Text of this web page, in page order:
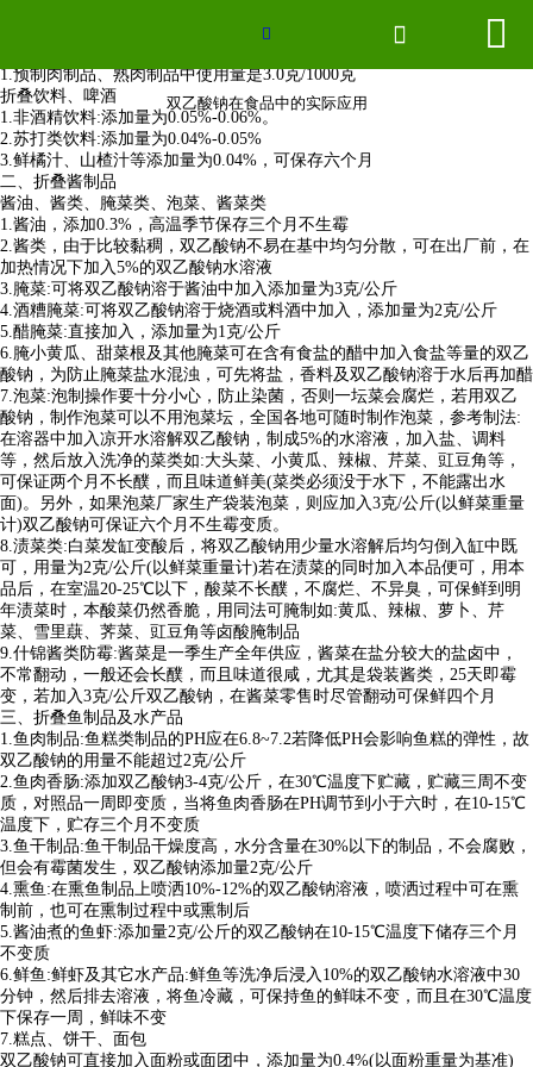
网站首页
厂房场景
企业形象
产品分类

双乙酸钠在食品中的实际应用
 
双乙酸钠在食品中的实际应用
1.预制肉制品、熟肉制品中使用量是3.0克/1000克
折叠饮料、啤酒
1.非酒精饮料:添加量为0.05%-0.06%。
2.苏打类饮料:添加量为0.04%-0.05%
3.鲜橘汁、山楂汁等添加量为0.04%，可保存六个月
二、折叠酱制品
酱油、酱类、腌菜类、泡菜、酱菜类
1.酱油，添加0.3%，高温季节保存三个月不生霉
2.酱类，由于比较黏稠，双乙酸钠不易在基中均匀分散，可在出厂前，在
加热情况下加入5%的双乙酸钠水溶液
3.腌菜:可将双乙酸钠溶于酱油中加入添加量为3克/公斤
4.酒糟腌菜:可将双乙酸钠溶于烧酒或料酒中加入，添加量为2克/公斤
5.醋腌菜:直接加入，添加量为1克/公斤
6.腌小黄瓜、甜菜根及其他腌菜可在含有食盐的醋中加入食盐等量的双乙
酸钠，为防止腌菜盐水混浊，可先将盐，香料及双乙酸钠溶于水后再加醋
7.泡菜:泡制操作要十分小心，防止染菌，否则一坛菜会腐烂，若用双乙
酸钠，制作泡菜可以不用泡菜坛，全国各地可随时制作泡菜，参考制法:
在溶器中加入凉开水溶解双乙酸钠，制成5%的水溶液，加入盐、调料
等，然后放入洗净的菜类如:大头菜、小黄瓜、辣椒、芹菜、豇豆角等，
可保证两个月不长醭，而且味道鲜美(菜类必须没于水下，不能露出水
面)。另外，如果泡菜厂家生产袋装泡菜，则应加入3克/公斤(以鲜菜重量
计)双乙酸钠可保证六个月不生霉变质。
8.渍菜类:白菜发缸变酸后，将双乙酸钠用少量水溶解后均匀倒入缸中既
可，用量为2克/公斤(以鲜菜重量计)若在渍菜的同时加入本品便可，用本
品后，在室温20-25℃以下，酸菜不长醭，不腐烂、不异臭，可保鲜到明
年渍菜时，本酸菜仍然香脆，用同法可腌制如:黄瓜、辣椒、萝卜、芹
菜、雪里蕻、荠菜、豇豆角等卤酸腌制品
9.什锦酱类防霉:酱菜是一季生产全年供应，酱菜在盐分较大的盐卤中，
不常翻动，一般还会长醭，而且味道很咸，尤其是袋装酱类，25天即霉
变，若加入3克/公斤双乙酸钠，在酱菜零售时尽管翻动可保鲜四个月
三、折叠鱼制品及水产品
1.鱼肉制品:鱼糕类制品的PH应在6.8~7.2若降低PH会影响鱼糕的弹性，故
双乙酸钠的用量不能超过2克/公斤
2.鱼肉香肠:添加双乙酸钠3-4克/公斤，在30℃温度下贮藏，贮藏三周不变
质，对照品一周即变质，当将鱼肉香肠在PH调节到小于六时，在10-15℃
温度下，贮存三个月不变质
3.鱼干制品:鱼干制品干燥度高，水分含量在30%以下的制品，不会腐败，
但会有霉菌发生，双乙酸钠添加量2克/公斤
4.熏鱼:在熏鱼制品上喷洒10%-12%的双乙酸钠溶液，喷洒过程中可在熏
制前，也可在熏制过程中或熏制后
5.酱油煮的鱼虾:添加量2克/公斤的双乙酸钠在10-15℃温度下储存三个月
不变质
6.鲜鱼:鲜虾及其它水产品:鲜鱼等洗净后浸入10%的双乙酸钠水溶液中30
分钟，然后排去溶液，将鱼冷藏，可保持鱼的鲜味不变，而且在30℃温度
下保存一周，鲜味不变
7.糕点、饼干、面包
双乙酸钠可直接加入面粉或面团中，添加量为0.4%(以面粉重量为基准)